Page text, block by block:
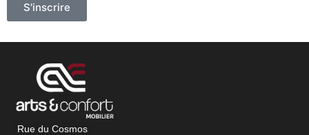
S'inscrire
Rue du Cosmos